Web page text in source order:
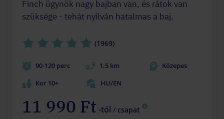
Finch ügynök nagy bajban van, és rátok van
szüksége - tehát nyilván hatalmas a baj.
(1969)
90-120 perc 1,5 km
Közepes
Kor 10+
HU/EN
11 990 Ft -tól / csapat